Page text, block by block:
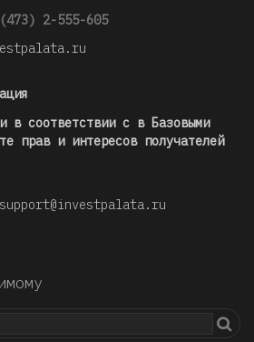
2-555-605
в соответствии с в Базовыми
прав и интересов получателей